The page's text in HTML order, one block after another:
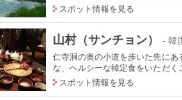
スポット情報を見る
山村（サンチョン） - 韓
仁寺洞の奥の小道を歩いた先に
な、ヘルシーな韓定食をいただ
スポット情報を見る